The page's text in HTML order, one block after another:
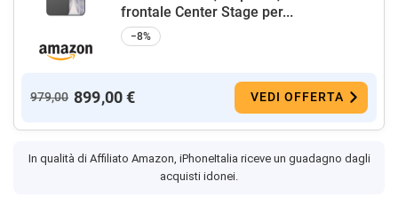
frontale Center Stage per...
−8%
979,00 899,00 € VEDI OFFERTA
In qualità di Affiliato Amazon, iPhoneItalia riceve un guadagno dagli
acquisti idonei.